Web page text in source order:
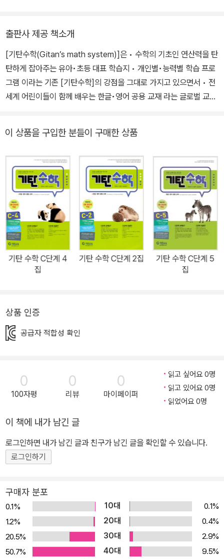
출판사 제공 책소개
[기탄수학(Gitan’s math system)]은 • 수학의 기초인 연산력을 탄
탄하게 잡아주는 유아•초등 대표 학습지 • 개인별•능력별 학습 프로
그램 이라는 기존 [기탄수학]의 강점을 그대로 가지고 있으면서 • 전
세계 어린이들이 함께 배우는 한글•영어 공용 교재 라는 글로벌 교육
는 초월적 사회가 될 것이고, 그 속에서 우리 아이들이 세계를 품을 수
겠습니다. [기탄수학(Gitan’s math system)] 제대로 활용하기 Tip
- 기탄수학은 스몰스텝 방식에 의해 치밀하고 과학적으로 설계된 프
로그램식 학습지로, 매일 일정한 시간에 규칙적으로 집중해서 한 번
에 3장씩 풀고, 교재 1장을 푸는 데 소요되는 최소한의 요구 시간인
표준완성시간 내에 학습이 이루어지도록 지도합니다. - 유아 4세부
터 예비 중3까지 권장 대상은 있으나, 나이와 학년에 상관없이 아이
의 능력과 수준을 판단하여 아이 수준보다 한, 두 단계 낮추어서 시작
합니다. - 매 권마다 수록된 성취도테스트 및 종료테스트로 철저하게
복학습에 달려 있으므로 꾸준한 반복학습으로 자신감을 길러 줍니다.
학 용어들의 영어식 표현을 익히게 됩니다.
이 상품을 구입한 분들이 구매한 상품
기탄 수학 C단계 4
집
기탄 수학 C단계 2집
기탄 수학 C단계 5
집
상품 인증
공급자 적합성 확인
0
100자평
0
리뷰
0
마이페이퍼
읽고 싶어요 0명
읽고 있어요 0명
읽었어요 0명
이 책에 내가 남긴 글
로그인하면 내가 남긴 글과 친구가 남긴 글을 확인할 수 있습니다.
로그인하기
구매자 분포
0.1% 10대
0.1%
1.2%
20대
0.4%
20.5%
30대
2.9%
50.7%
40대
9.5%